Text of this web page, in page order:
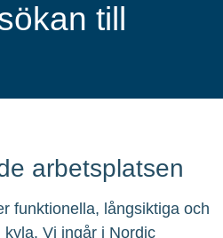
till
arbetsplatsen
funktionella, långsiktiga och
Vi ingår i Nordic